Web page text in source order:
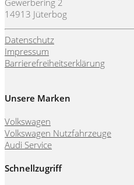
14913 Jüterbog
Datenschutz
Impressum
Barrierefreiheitserklärung
Unsere Marken
Volkswagen
Volkswagen Nutzfahrzeuge
Audi Service
Schnellzugriff